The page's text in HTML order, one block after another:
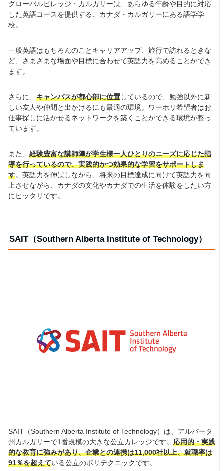
グローバルビレッジ・カルガリーは、あらゆる年齢や目的に対応
した英語コースを提供する、カナダ・カルガリーにある語学学
校。
一般英語はもちろんのことキャリアアップ、旅行で訪れるときな
ど、さまざまな場面や目標に合わせて英語力を高めることができ
ます。
さらに、 キャンパスが都心部に位置 しているので、勉強以外に新
しい友人や仲間と出かけるにも最適の環境。ワーホリ希望者はお
仕事探しに活かせるネットワークを築くことができる環境が整っ
ています。
また、 経験豊富な講師陣が学生様一人ひとりのニーズに応じた指
導を行っているので、実践的かつ効果的な学習をサポートしま
す。英語力を伸ばしながら、将来の目標達成に向けて英語力を向
上させながら、カナダの文化やカナダでの生活を体験をしたい方
にピッタリです。
SAIT（Southern Alberta Institute of Technology）
SAIT（Southern Alberta Institute of Technology）は、アルバータ
州カルガリーで1番規模の大きな公立カレッジです。 応用的・実践
的な教育に強みがあり、企業との連携は11,000社以上、就職率は
91％を超えている公立のポリテクニックです。